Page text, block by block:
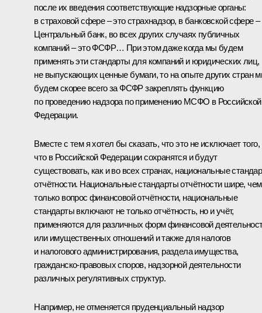
после их введения соответствующие надзорные органы:
в страховой сфере – это страхнадзор, в банковской сфере –
Центральный банк, во всех других случаях публичных
компаний – это ФСФР… При этом даже когда мы будем
применять эти стандарты для компаний и юридических лиц,
не выпускающих ценные бумаги, то на опыте других стран
будем скорее всего за ФСФР закреплять функцию
по проведению надзора по применению МСФО в Российской
Федерации.
Вместе с тем я хотел бы сказать, что это не исключает того,
что в Российской Федерации сохранятся и будут
существовать, как и во всех странах, национальные
отчётности. Национальные стандарты отчётности шире, чем
только вопрос финансовой отчётности, национальные
стандарты включают не только отчётность, но и учёт,
применяются для различных форм финансовой
или имущественных отношений и также для налогов
и налогового администрирования, раздела имущества,
гражданско-правовых споров, надзорной деятельности
различных регулятивных структур.
Например, не отменяется пруденциальный надзор